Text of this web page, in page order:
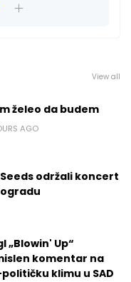
View all
želeo da budem
AGO
održali koncert
„Blowin' Up“
komentar na
klimu u SAD